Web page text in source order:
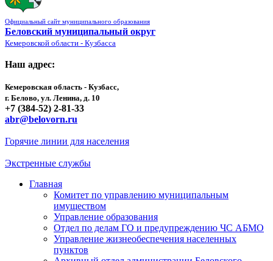
Официальный сайт муниципального образования
Беловский муниципальный округ
Кемеровской области - Кузбасса
Наш адрес:
Кемеровская область - Кузбасс,
г. Белово, ул. Ленина, д. 10
+7 (384-52) 2-81-33
abr@belovorn.ru
Горячие линии для населения
Экстренные службы
Главная
Комитет по управлению муниципальным
имуществом
Управление образования
Отдел по делам ГО и предупреждению ЧС АБМО
Управление жизнеобеспечения населенных
пунктов